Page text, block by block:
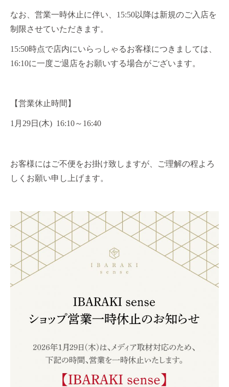
なお、営業一時休止に伴い、15:50以降は新規のご入店を
制限させていただきます。
15:50時点で店内にいらっしゃるお客様につきましては、
16:10に一度ご退店をお願いする場合がございます。
【営業休止時間】
1月29日(木) 16:10～16:40
お客様にはご不便をお掛け致しますが、ご理解の程よろ
しくお願い申し上げます。